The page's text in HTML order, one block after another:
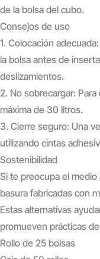
de la bolsa del cubo.
Consejos de uso
1. Colocación
la bolsa antes de
deslizamientos.
2. No sobrecargar:
máxima de 30 litros.
3. Cierre seguro: Una
utilizando cintas
Sostenibilidad
Si te preocupa el
basura fabricadas con
Estas alternativas
promueven prácticas
Rollo de 25 bolsas